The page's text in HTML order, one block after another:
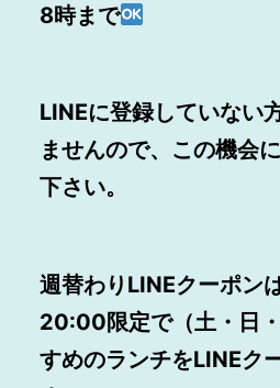
8時まで
LINEに登録していない
ませんので、この機会
下さい。
週替わりLINEクーポン
20:00限定で（土・日
すめのランチをLINEク